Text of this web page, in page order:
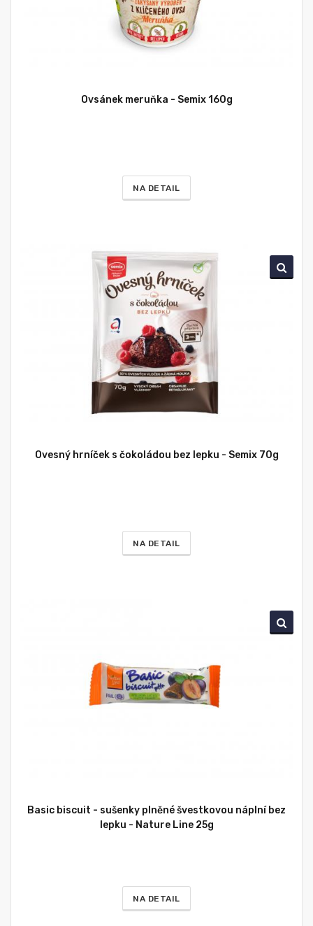
Ovsánek meruňka - Semix 160g
NA DETAIL
Ovesný hrníček s čokoládou bez lepku - Semix 70g
NA DETAIL
Basic biscuit - sušenky plněné švestkovou náplní bez
lepku - Nature Line 25g
NA DETAIL